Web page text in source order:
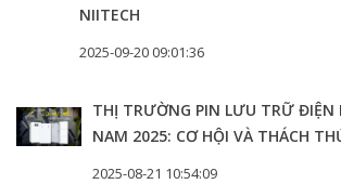
NIITECH
2025-09-20 09:01:36
THỊ TRƯỜNG PIN LƯU TRỮ ĐIỆN
NAM 2025: CƠ HỘI VÀ THÁCH
2025-08-21 10:54:09